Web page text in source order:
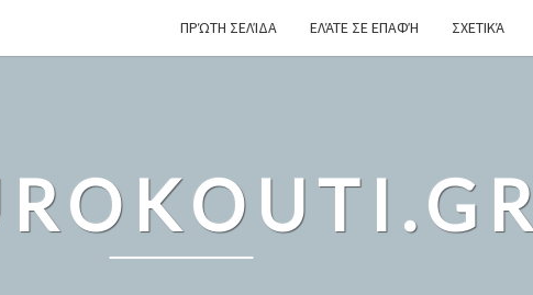
ΠΡΏΤΗ ΣΕΛΊΔΑ ΕΛΆΤΕ ΣΕ ΕΠΑΦΉ ΣΧΕΤΙΚΆ